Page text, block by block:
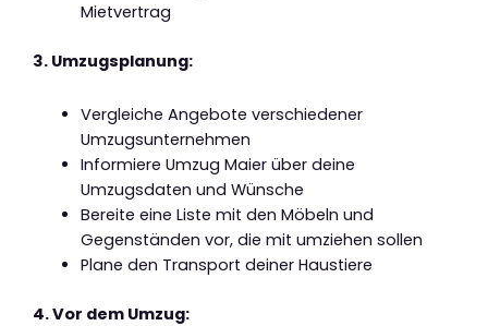
Mietvertrag
3. Umzugsplanung:
Vergleiche Angebote verschiedener
Umzugsunternehmen
Informiere Umzug Maier über deine
Umzugsdaten und Wünsche
Bereite eine Liste mit den Möbeln und
Gegenständen vor, die mit umziehen sollen
Plane den Transport deiner Haustiere
4. Vor dem Umzug: